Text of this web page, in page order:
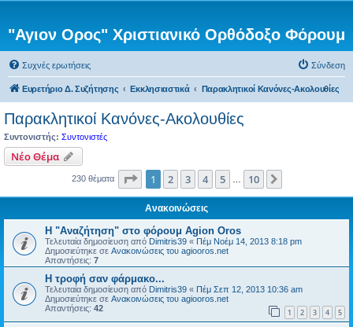
"Αγιον Ορος" Χριστιανικό Ορθόδοξο Φόρουμ
Συχνές ερωτήσεις Σύνδεση
Ευρετήριο Δ. Συζήτησης Εκκλησιαστικά Παρακλητικοί Κανόνες-Ακολουθίες
Παρακλητικοί Κανόνες-Ακολουθίες
Συντονιστής: Συντονιστές
Νέο Θέμα
230 θέματα Σελίδα από10
1 2 3 4 5 10
Ανακοινώσεις
Η "Αναζήτηση" στο φόρουμ Agion Oros
Τελευταία δημοσίευση από Dimitris39 « Πέμ Νοέμ 14, 2013 8:18 pm
Δημοσιεύτηκε σε Ανακοινώσεις του agiooros.net
Απαντήσεις: 7
H τροφή σαν φάρμακο...
Τελευταία δημοσίευση από Dimitris39 « Πέμ Σεπ 12, 2013 10:36 am
Δημοσιεύτηκε σε Ανακοινώσεις του agiooros.net
Απαντήσεις: 42 1 2 3 4 5